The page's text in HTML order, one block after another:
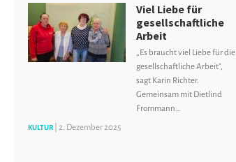
Viel Liebe für
gesellschaftliche
Arbeit
„Es braucht viel Liebe für die
gesellschaftliche Arbeit”,
sagt Karin Richter.
Gemeinsam mit Dietlind
Frommann…
KULTUR 2. Dezember 2025